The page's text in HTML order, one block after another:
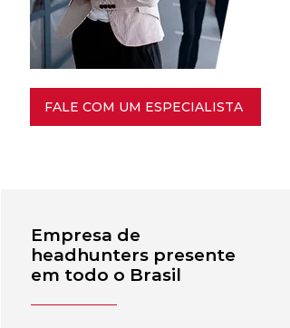
FALE COM UM ESPECIALISTA
Empresa de
headhunters presente
em todo o Brasil